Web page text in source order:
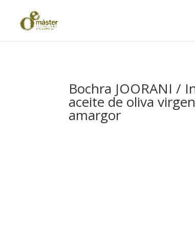
Bochra JOORANI /
aceite de oliva
amargor